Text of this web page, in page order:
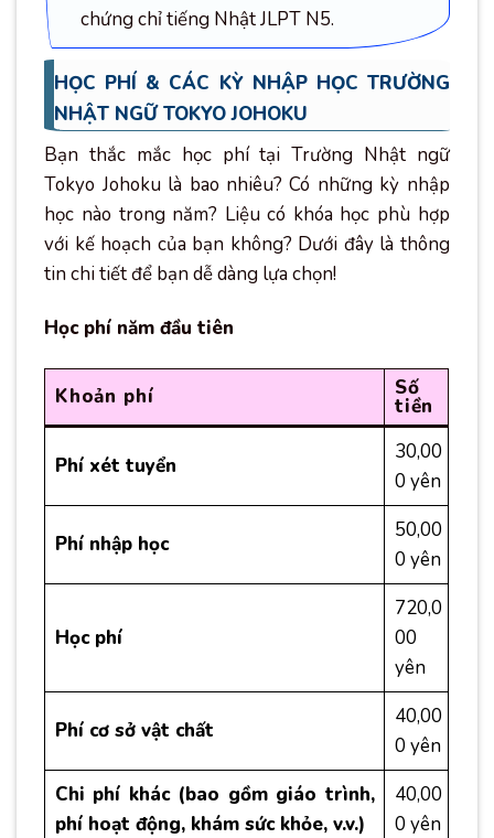
chứng chỉ tiếng Nhật JLPT N5.
HỌC PHÍ & CÁC KỲ NHẬP HỌC TRƯỜNG
NHẬT NGỮ TOKYO JOHOKU
Bạn thắc mắc học phí tại Trường Nhật ngữ
Tokyo Johoku là bao nhiêu? Có những kỳ nhập
học nào trong năm? Liệu có khóa học phù hợp
với kế hoạch của bạn không? Dưới đây là thông
tin chi tiết để bạn dễ dàng lựa chọn!
Học phí năm đầu tiên
Khoản phí Số
tiền
Phí xét tuyển
30,00
0 yên
Phí nhập học
50,00
0 yên
Học phí
720,0
00
yên
Phí cơ sở vật chất
40,00
0 yên
Chi phí khác (bao gồm giáo trình,
phí hoạt động, khám sức khỏe, v.v.)
40,00
0 yên